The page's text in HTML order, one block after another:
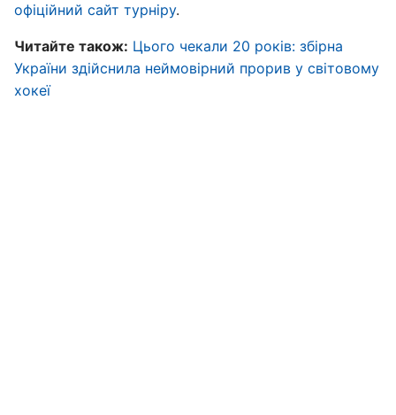
офіційний сайт турніру.
Читайте також: Цього чекали 20 років: збірна
України здійснила неймовірний прорив у світовому
хокеї